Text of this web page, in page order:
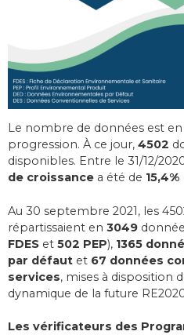
Le nombre de données est
progression. À ce jour, 4502
disponibles. Entre le 31/12/
de croissance a été de 15,4%
Au 30 septembre 2021, les
répartissaient en 3049
FDES et 502 PEP), 1365
par défaut et 67 données
services, mises à disposition
dynamique de la future
Les vérificateurs des